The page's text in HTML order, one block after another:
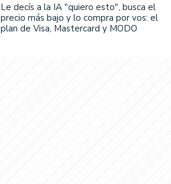
Le decís a la IA "quiero esto", busca el
precio más bajo y lo compra por vos: el
plan de Visa, Mastercard y MODO